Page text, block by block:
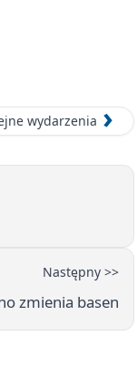
wydarzenia
Następny >>
zmienia basen